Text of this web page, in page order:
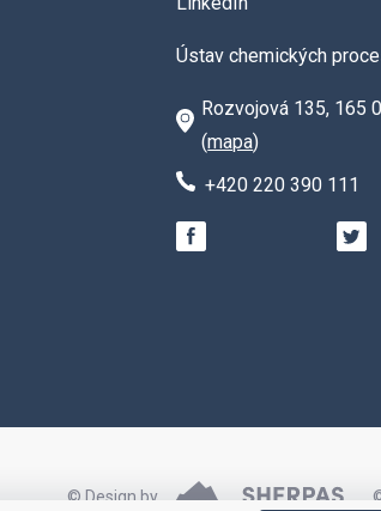
Ústav chemických
Rozvojová 135, 165
(mapa)
+420 220 390 111
© Design by